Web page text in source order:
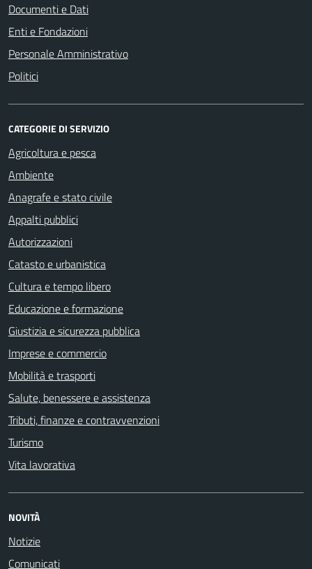
Documenti e Dati
Enti e Fondazioni
Personale Amministrativo
Politici
CATEGORIE DI SERVIZIO
Agricoltura e pesca
Ambiente
Anagrafe e stato civile
Appalti pubblici
Autorizzazioni
Catasto e urbanistica
Cultura e tempo libero
Educazione e formazione
Giustizia e sicurezza pubblica
Imprese e commercio
Mobilità e trasporti
Salute, benessere e assistenza
Tributi, finanze e contravvenzioni
Turismo
Vita lavorativa
NOVITÀ
Notizie
Comunicati